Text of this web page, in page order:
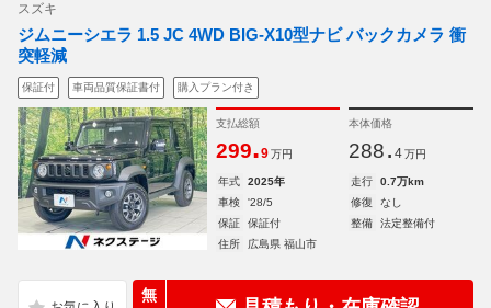
スズキ
ジムニーシエラ 1.5 JC 4WD BIG-X10型ナビ バックカメラ 衝
突軽減
保証付 車両品質保証書付 購入プラン付き
支払総額
299.9 万円
本体価格
288. 4 万円
年式 2025年 走行
0.7万km
車検
'28/5 修復
なし
保証
保証付 整備
法定整備付
住所
広島県 福山市
無